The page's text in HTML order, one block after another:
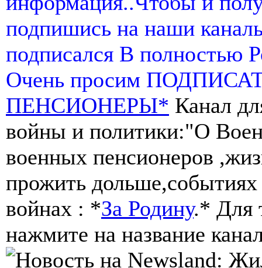
подпишись на наши
подписался В полностью
Очень просим
ПЕНСИОНЕРЫ* Канал
войны и политики:"О
военных пенсионеров
прожить
войнах : *За Родину.* Для
нажмите на название